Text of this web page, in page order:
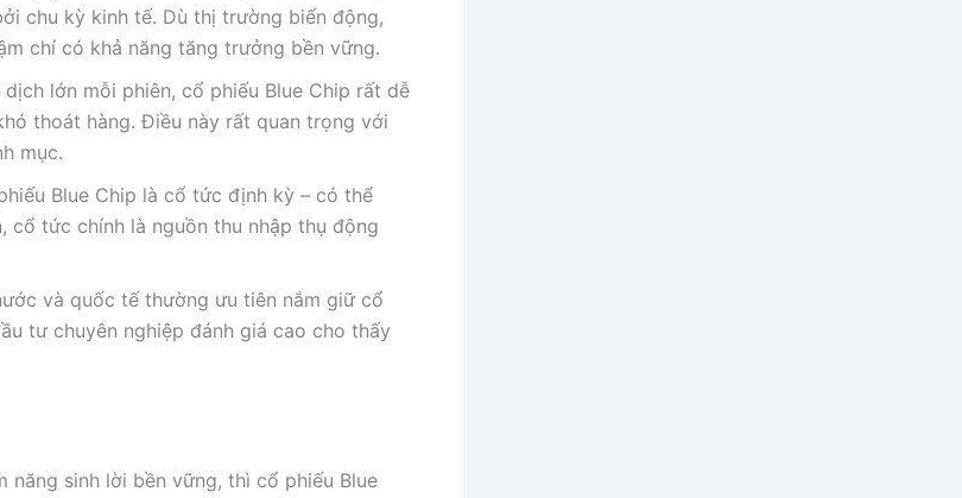
chu kỳ kinh tế. Dù thị trường biến động,
chí có khả năng tăng trưởng bền vững.
lớn mỗi phiên, cổ phiếu Blue Chip rất dễ
thoát hàng. Điều này rất quan trọng với
mục.
Blue Chip là cổ tức định kỳ – có thể
cổ tức chính là nguồn thu nhập thụ động
và quốc tế thường ưu tiên nắm giữ cổ
tư chuyên nghiệp đánh giá cao cho thấy
sinh lời bền vững, thì cổ phiếu Blue